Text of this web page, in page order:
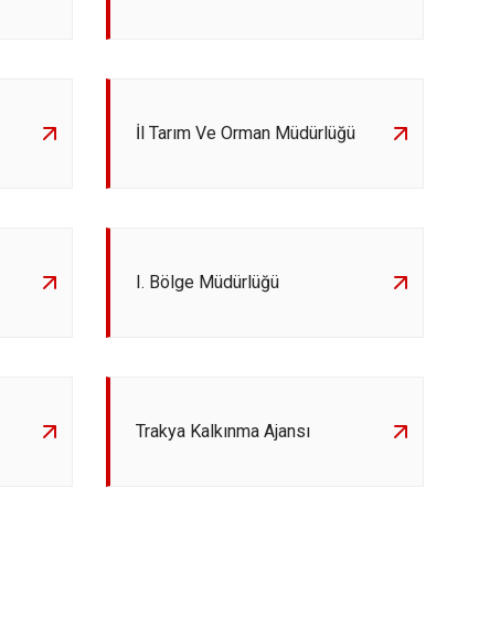
İl Tarım Ve Orman Müdürlüğü
I. Bölge Müdürlüğü
Trakya Kalkınma Ajansı